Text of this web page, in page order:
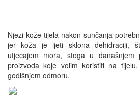
Njezi kože tijela nakon sunčanja
jer koža je ljeti sklona dehidraciji,
utjecajem mora, stoga u današnjem
proizvoda koje volim koristiti na
godišnjem odmoru.